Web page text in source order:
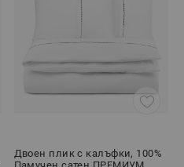
Двоен плик с калъфки, 100%